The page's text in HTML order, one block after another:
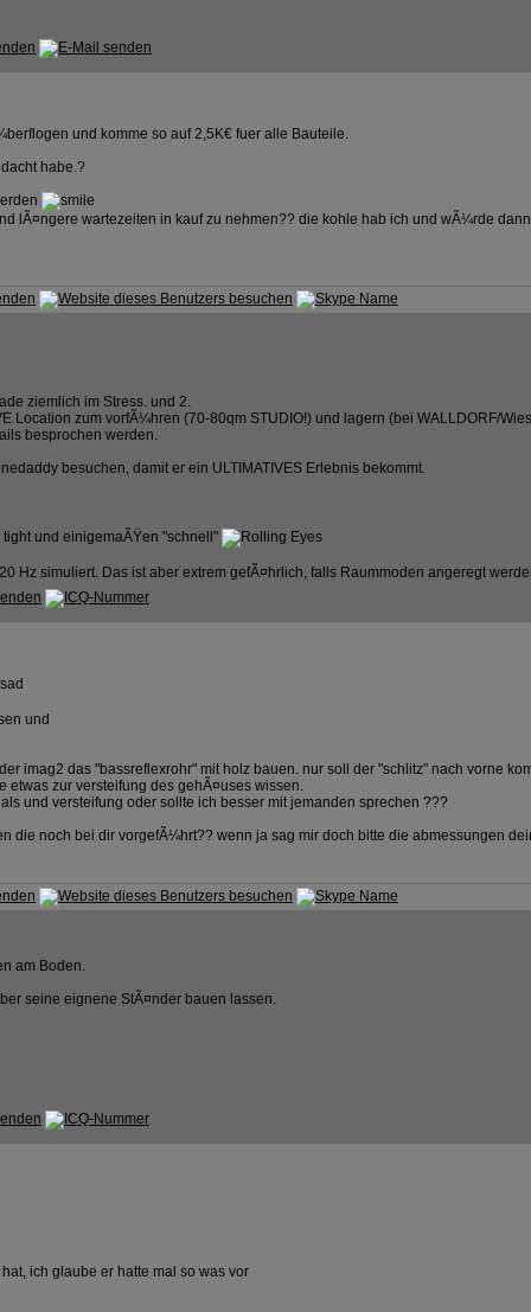
und komme so auf 2,5K€ fuer alle Bauteile.
habe.?
lÃ¤ngere wartezeiten in kauf zu nehmen?? die kohle hab ich und wÃ¼rde
ziemlich im Stress. und 2.
Location zum vorfÃ¼hren (70-80qm STUDIO!) und lagern (bei WALLDORF/
besprochen werden.
besuchen, damit er ein ULTIMATIVES Erlebnis bekommt.
und einigemaÃŸen "schnell"
Hz simuliert. Das ist aber extrem gefÃ¤hrlich, falls Raummoden angeregt
und
imag2 das "bassreflexrohr" mit holz bauen. nur soll der "schlitz" nach vorne
etwas zur versteifung des gehÃ¤uses wissen.
und versteifung oder sollte ich besser mit jemanden sprechen ???
die noch bei dir vorgefÃ¼hrt?? wenn ja sag mir doch bitte die abmessungen
am Boden.
seine eignene StÃ¤nder bauen lassen.
ich glaube er hatte mal so was vor